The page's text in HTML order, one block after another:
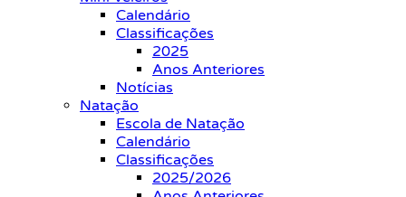
Calendário
Classificações
2025
Anos Anteriores
Notícias
Natação
Escola de Natação
Calendário
Classificações
2025/2026